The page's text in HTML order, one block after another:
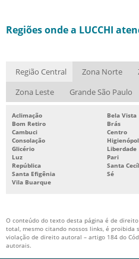
Regiões onde a LUCCHI
Região Central Zona Norte
Zona Leste
Grande São Paulo
Aclimação
Bela Vista
Bom Retiro
Brás
Cambuci
Centro
Consolação
Glicério
Liberdade
Luz
Pari
República
Santa
Santa Efigênia
Sé
Vila Buarque
O conteúdo do texto desta página é de
total, mesmo citando nossos links, é proibida
violação de direito autoral – artigo 184 do
autorais.